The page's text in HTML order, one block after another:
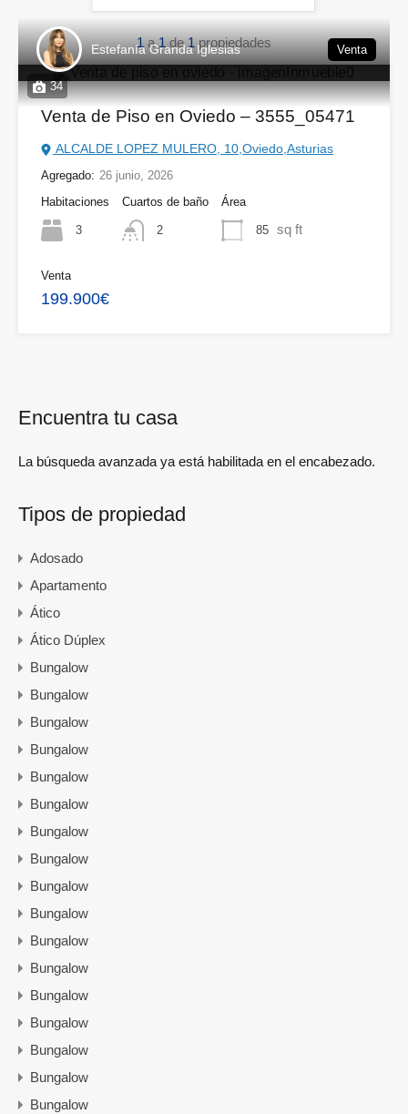
1 a1 de1 propiedades
34
Estefanía Granda Iglesias Venta
Venta de Piso en Oviedo – 3555_05471
ALCALDE LOPEZ MULERO, 10,Oviedo,Asturias
Agregado: 26 junio, 2026
Habitaciones
3
Cuartos de baño
2
Área
85 sq ft
Venta
199.900€
Encuentra tu casa
La búsqueda avanzada ya está habilitada en el encabezado.
Tipos de propiedad
Adosado
Apartamento
Ático
Ático Dúplex
Bungalow
Bungalow
Bungalow
Bungalow
Bungalow
Bungalow
Bungalow
Bungalow
Bungalow
Bungalow
Bungalow
Bungalow
Bungalow
Bungalow
Bungalow
Bungalow
Bungalow